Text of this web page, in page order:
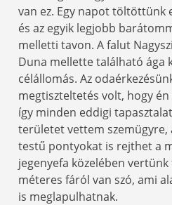
van ez. Egy napot töltöttünk
és az egyik legjobb
melletti tavon. A falut
Duna mellette található ága
célállomás. Az
megtiszteltetés volt, hogy
így minden eddigi
területet vettem szemügyre,
testű pontyokat is rejthet a
jegenyefa közelében
méteres fáról van szó, ami
is meglapulhatnak.